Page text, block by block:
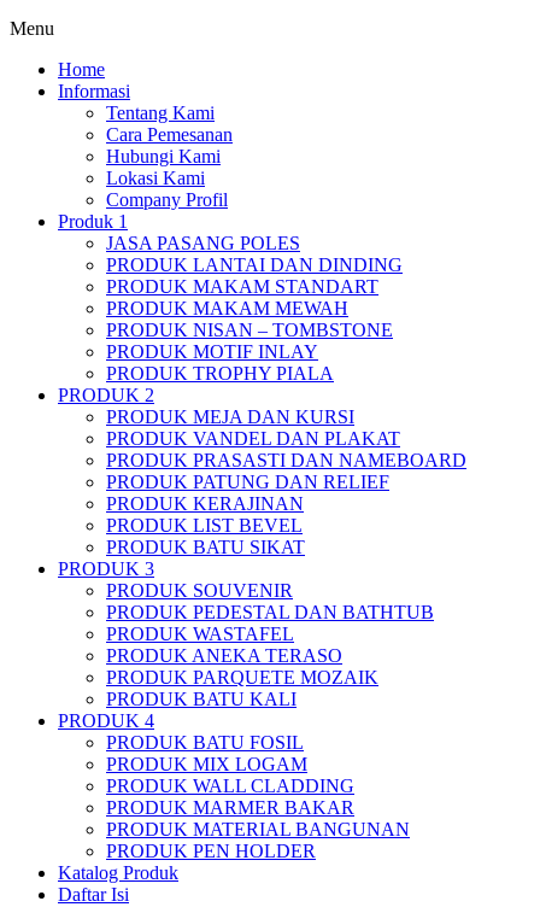
Menu
Home
Informasi
Tentang Kami
Cara Pemesanan
Hubungi Kami
Lokasi Kami
Company Profil
Produk 1
JASA PASANG POLES
PRODUK LANTAI DAN DINDING
PRODUK MAKAM STANDART
PRODUK MAKAM MEWAH
PRODUK NISAN – TOMBSTONE
PRODUK MOTIF INLAY
PRODUK TROPHY PIALA
PRODUK 2
PRODUK MEJA DAN KURSI
PRODUK VANDEL DAN PLAKAT
PRODUK PRASASTI DAN NAMEBOARD
PRODUK PATUNG DAN RELIEF
PRODUK KERAJINAN
PRODUK LIST BEVEL
PRODUK BATU SIKAT
PRODUK 3
PRODUK SOUVENIR
PRODUK PEDESTAL DAN BATHTUB
PRODUK WASTAFEL
PRODUK ANEKA TERASO
PRODUK PARQUETE MOZAIK
PRODUK BATU KALI
PRODUK 4
PRODUK BATU FOSIL
PRODUK MIX LOGAM
PRODUK WALL CLADDING
PRODUK MARMER BAKAR
PRODUK MATERIAL BANGUNAN
PRODUK PEN HOLDER
Katalog Produk
Daftar Isi